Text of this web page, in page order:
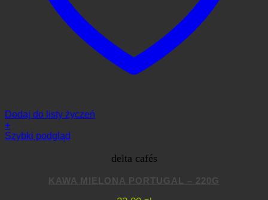
Dodaj do listy życzeń
+
Szybki podgląd
delta cafés
KAWA MIELONA PORTUGAL – 220G